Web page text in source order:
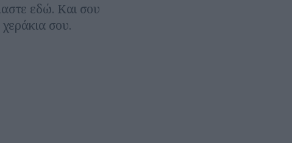
εδώ. Και σου
σου.